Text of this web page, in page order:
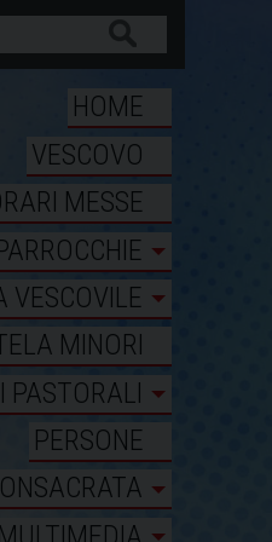
HOME
VESCOVO
MESSE
VESCOVILE
MINORI
PASTORALI
PERSONE